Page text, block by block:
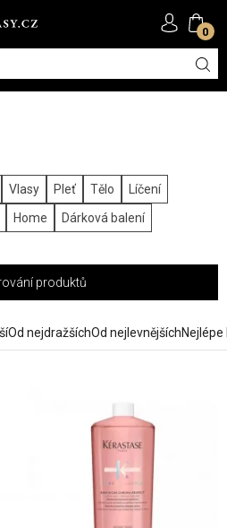
0
Vlasy Pleť Tělo
Líčení
Home Dárková balení
produktů
Od nejdražšíchOd nejlevnějších